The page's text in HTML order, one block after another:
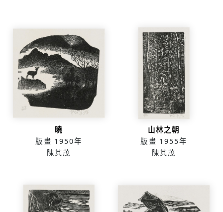
曉
版畫 1950年
陳其茂
山林之朝
版畫 1955年
陳其茂